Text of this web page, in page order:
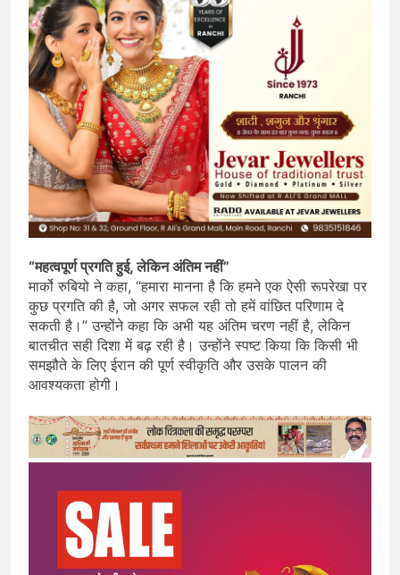
“महत्वपूर्ण प्रगति हुई, लेकिन अंतिम नहीं”
मार्को रुबियो ने कहा, “हमारा मानना है कि हमने एक ऐसी रूपरेखा पर
कुछ प्रगति की है, जो अगर सफल रही तो हमें वांछित परिणाम दे
सकती है।” उन्होंने कहा कि अभी यह अंतिम चरण नहीं है, लेकिन
बातचीत सही दिशा में बढ़ रही है। उन्होंने स्पष्ट किया कि किसी भी
समझौते के लिए ईरान की पूर्ण स्वीकृति और उसके पालन की
आवश्यकता होगी।